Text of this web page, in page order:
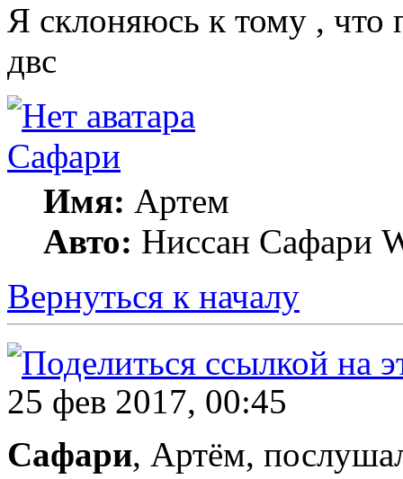
Я склоняюсь к тому , что
двс
Сафари
Имя: Артем
Авто: Ниссан Сафари
Вернуться к началу
25 фев 2017, 00:45
Сафари, Артём,